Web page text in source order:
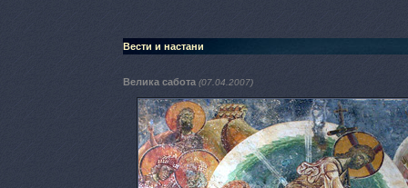
Вести и настани
Велика сабота (07.04.2007)